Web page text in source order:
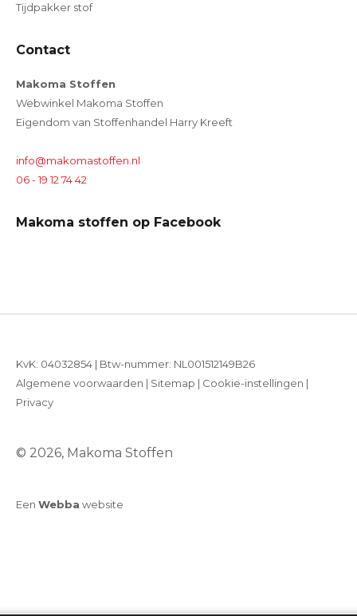
Tijdpakker stof
Contact
Makoma Stoffen
Webwinkel Makoma Stoffen
Eigendom van Stoffenhandel Harry Kreeft
info@makomastoffen.nl
06 - 19 12 74 42
Makoma stoffen op Facebook
© 2026, Makoma Stoffen
KvK: 04032854 | Btw-nummer: NL001512149B26
Algemene voorwaarden | Sitemap | Cookie-instellingen |
Privacy
Een Webba website